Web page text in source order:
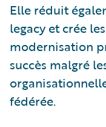
Elle réduit
legacy et crée
modernisation
succès malgré
fédérée.